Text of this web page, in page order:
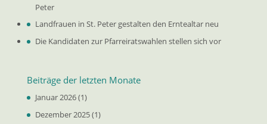
Peter
Landfrauen in St. Peter gestalten den Erntealtar neu
Die Kandidaten zur Pfarreiratswahlen stellen sich vor
Beiträge der letzten Monate
Januar 2026(1)
Dezember 2025(1)